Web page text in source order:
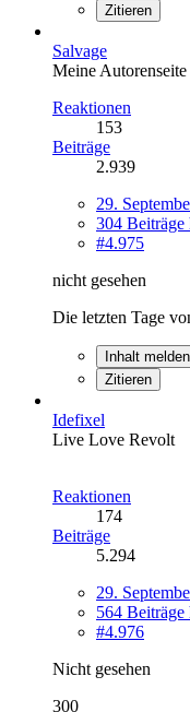
Zitieren
Salvage
Meine Autorenseite
Reaktionen
153
Beiträge
2.939
29.
304 Beiträge
#4.975
nicht gesehen
Die letzten Tage
Inhalt melden
Zitieren
Idefixel
Live Love Revolt
Reaktionen
174
Beiträge
5.294
29.
564 Beiträge
#4.976
Nicht gesehen
300